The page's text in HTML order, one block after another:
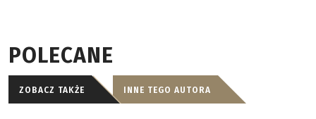
POLECANE
ZOBACZ TAKŻE INNE TEGO AUTORA